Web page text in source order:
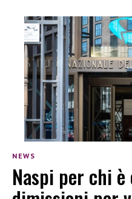
NEWS
Naspi per chi